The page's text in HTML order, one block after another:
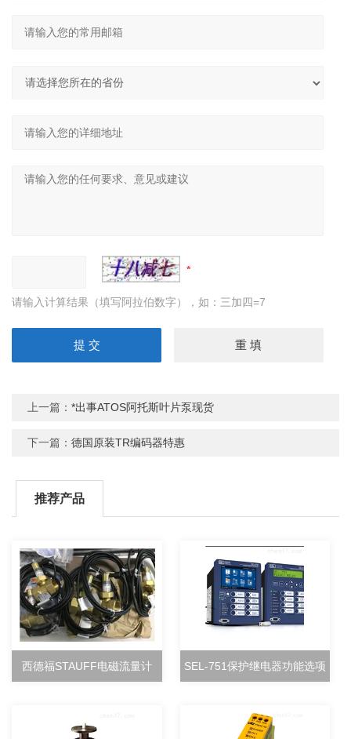
请输入计算结果（填写阿拉伯数字），如：三加四=7
上一篇：*出事ATOS阿托斯叶片泵现货
下一篇：德国原装TR编码器特惠
推荐产品
西德福STAUFF电磁流量计 SEL-751保护继电器功能选项